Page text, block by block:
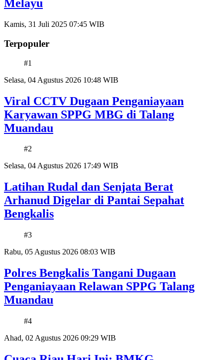
Melayu
Kamis, 31 Juli 2025 07:45 WIB
Terpopuler
#1
Selasa, 04 Agustus 2026 10:48 WIB
Viral CCTV Dugaan Penganiayaan
Karyawan SPPG MBG di Talang
Muandau
#2
Selasa, 04 Agustus 2026 17:49 WIB
Latihan Rudal dan Senjata Berat
Arhanud Digelar di Pantai Sepahat
Bengkalis
#3
Rabu, 05 Agustus 2026 08:03 WIB
Polres Bengkalis Tangani Dugaan
Penganiayaan Relawan SPPG Talang
Muandau
#4
Ahad, 02 Agustus 2026 09:29 WIB